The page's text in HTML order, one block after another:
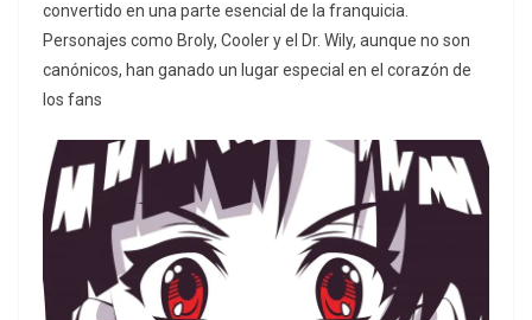
convertido en una parte esencial de la franquicia.
Personajes como Broly, Cooler y el Dr. Wily, aunque no son
canónicos, han ganado un lugar especial en el corazón de
los fans